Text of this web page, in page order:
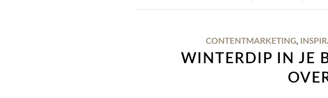
CONTENTMARKETING,
WINTERDIP IN JE